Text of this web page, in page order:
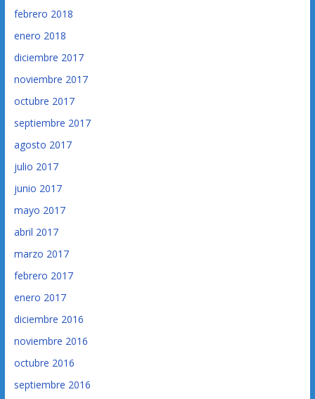
febrero 2018
enero 2018
diciembre 2017
noviembre 2017
octubre 2017
septiembre 2017
agosto 2017
julio 2017
junio 2017
mayo 2017
abril 2017
marzo 2017
febrero 2017
enero 2017
diciembre 2016
noviembre 2016
octubre 2016
septiembre 2016